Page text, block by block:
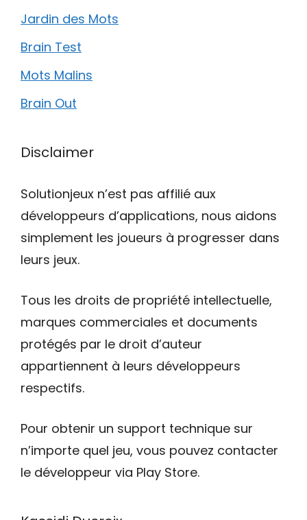
Jardin des Mots
Brain Test
Mots Malins
Brain Out
Disclaimer
Solutionjeux n’est pas affilié aux
développeurs d’applications, nous aidons
simplement les joueurs à progresser dans
leurs jeux.
Tous les droits de propriété intellectuelle,
marques commerciales et documents
protégés par le droit d’auteur
appartiennent à leurs développeurs
respectifs.
Pour obtenir un support technique sur
n’importe quel jeu, vous pouvez contacter
le développeur via Play Store.